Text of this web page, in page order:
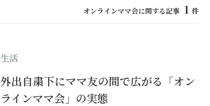
オンラインママ会に関する記事 1 件
生活
外出自粛下にママ友の間で広がる「オン
ラインママ会」の実態